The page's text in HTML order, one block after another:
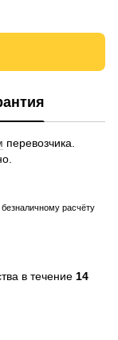
перевозчика.
расчёту
в течение 14